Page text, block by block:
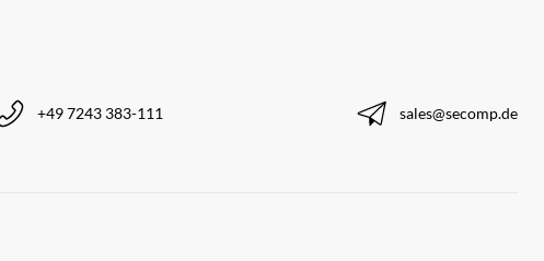
+49 7243 383-111 sales@secomp.de